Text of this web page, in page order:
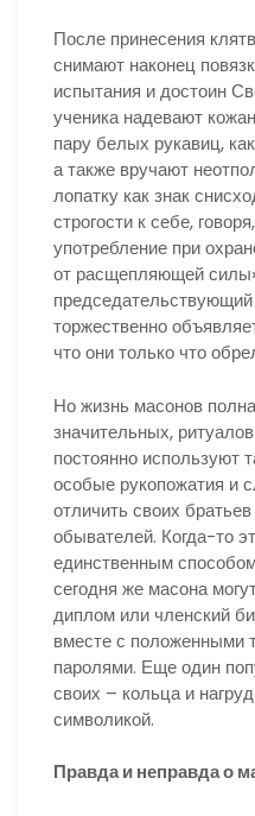
После принесения
снимают наконец
испытания и достоин
ученика надевают
пару белых рукавиц,
а также вручают
лопатку как знак
строгости к себе,
употребление при
от расщепляющей
торжественно
что они только что
Но жизнь масонов
значительных,
постоянно используют
особые рукопожатия и
отличить своих
обывателей. Когда-то
единственным
сегодня же масона
диплом или членский
вместе с положенными
паролями. Еще один
своих – кольца и
символикой.
Правда и неправда о